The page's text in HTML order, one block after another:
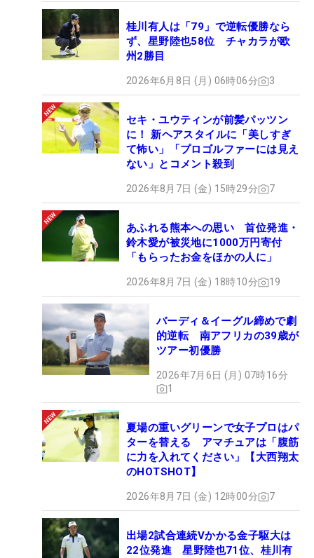
桂川有人は「79」で逆転優勝なら
ず、星野陸也58位 チャカラが欧
州2勝目
2026年6月8日 (月) 06時06分 3
セキ・ユウティンが前髪パッツン
に！ 新ヘアスタイルに「美しすぎ
て怖い」「プロゴルファーには見え
ない」とコメント殺到
2026年8月7日 (金) 15時29分 7
あふれる熊本への思い 首位発進・
鈴木愛が被災地に1000万円寄付
「もらったお金をほかの人に」
2026年8月7日 (金) 18時10分 19
バーディ＆イーグル締めで劇
的逆転 南アフリカの39歳が
ツアー初優勝
2026年7月6日 (月) 07時16分
1
夏場の重いグリーンで女子プロはパ
ターを替える アマチュアは「腹筋
に力を入れてください」【大西翔太
のHOTSHOT】
2026年8月7日 (金) 12時00分 7
出場2試合連続Vかかる金子駆大は
22位発進 星野陸也71位、桂川有